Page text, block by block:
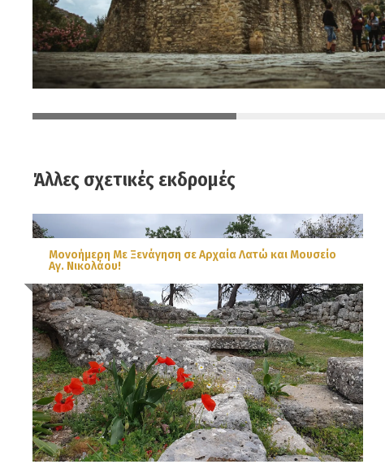
Άλλες σχετικές εκδρομές
Μονοήμερη Με Ξενάγηση σε Αρχαία Λατώ και Μουσείο
Αγ. Νικολάου!